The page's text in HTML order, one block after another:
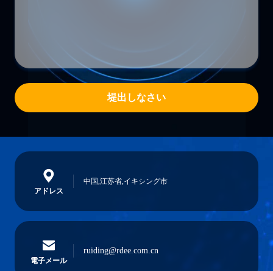
堤出しなさい
アドレス
中国,江苏省,イキシング市
電子メール
ruiding@rdee.com.cn